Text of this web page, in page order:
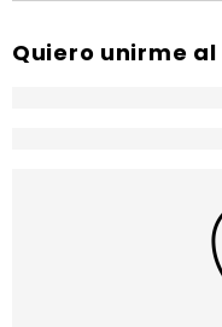
Quiero unirme al